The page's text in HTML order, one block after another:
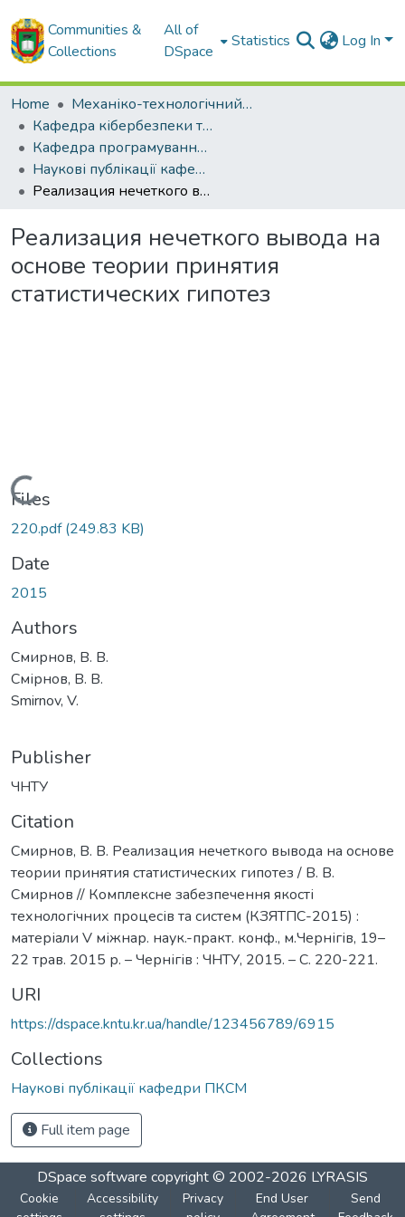
Communities &
Collections
All of
DSpace
Statistics Log In
Home
Механіко-технологічний факультет
Кафедра кібербезпеки та програмного забезпечення
Кафедра програмування комп'ютерних систем і мереж (до 2021 року)
Наукові публікації кафедри ПКСМ
Реализация нечеткого вывода на основе теории принятия статистических гипотез
Реализация нечеткого вывода на
основе теории принятия
статистических гипотез
Loading...
Files
220.pdf(249.83 KB)
Date
2015
Authors
Смирнов, В. В.
Смірнов, В. В.
Smirnov, V.
Publisher
ЧНТУ
Citation
Смирнов, В. В. Реализация нечеткого вывода на основе
теории принятия статистических гипотез / В. В.
Смирнов // Комплексне забезпечення якості
технологічних процесів та систем (КЗЯТПС-2015) :
матеріали V міжнар. наук.-практ. конф., м.Чернігів, 19–
22 трав. 2015 р. – Чернігів : ЧНТУ, 2015. – С. 220-221.
URI
https://dspace.kntu.kr.ua/handle/123456789/6915
Collections
Наукові публікації кафедри ПКСМ
Full item page
DSpace software copyright © 2002-2026 LYRASIS
Cookie
Accessibility
Privacy
End User
Send